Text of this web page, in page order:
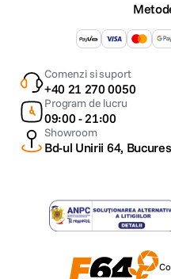
Comenzi si suport
+40 21 270 0050
Program de lucru
09:00 - 21:00
Showroom
Bd-ul Unirii 64,